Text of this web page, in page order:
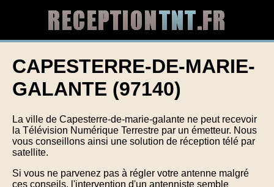
CAPESTERRE-DE-MARIE-
GALANTE (97140)
La ville de Capesterre-de-marie-galante ne peut recevoir
la Télévision Numérique Terrestre par un émetteur. Nous
vous conseillons ainsi une solution de réception télé par
satellite.
Si vous ne parvenez pas à régler votre antenne malgré
ces conseils, l'intervention d'un antenniste semble